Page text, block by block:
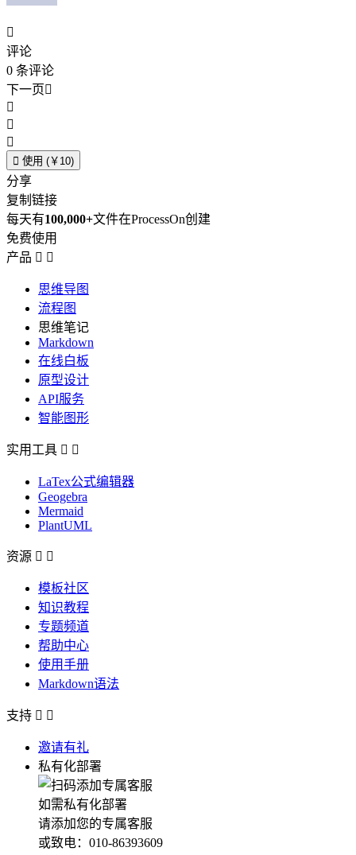

评论
0 条评论
下一页



 使用 (￥10)
分享
复制链接
每天有100,000+文件在ProcessOn创建
免费使用
产品  
思维导图
流程图
思维笔记
Markdown
在线白板
原型设计
API服务
智能图形
实用工具  
LaTex公式编辑器
Geogebra
Mermaid
PlantUML
资源  
模板社区
知识教程
专题频道
帮助中心
使用手册
Markdown语法
支持  
邀请有礼
私有化部署
如需私有化部署
请添加您的专属客服
或致电：010-86393609